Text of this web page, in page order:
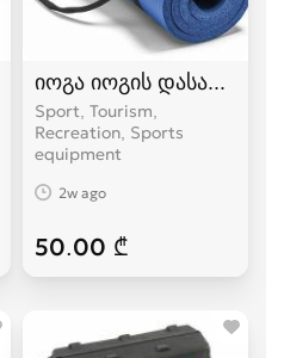
იოგა იოგის დასაფენი
Sport, Tourism,
Recreation, Sports
equipment
2w ago
50.00 ₾